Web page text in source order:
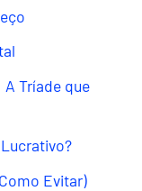
A Tríade que
Evitar)